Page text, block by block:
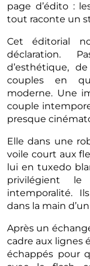
page d’édito :
tout raconte un
Cet éditorial
déclaration.
d’esthétique,
couples en
moderne. Une
couple
presque
Elle dans une
voile court aux
lui en tuxedo
privilégient
intemporalité.
dans la main
Après un
cadre aux lignes
échappés pour